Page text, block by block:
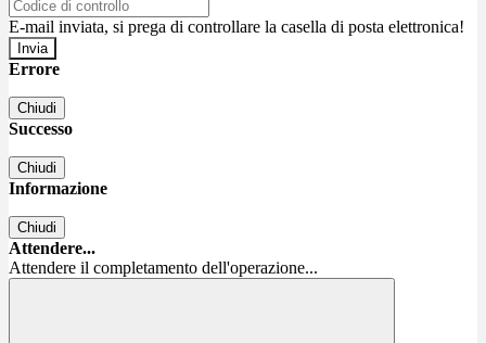
E-mail inviata, si prega di controllare la casella di posta elettronica!
Errore
Chiudi
Successo
Chiudi
Informazione
Chiudi
Attendere...
Attendere il completamento dell'operazione...